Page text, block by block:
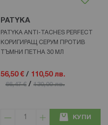
PATYKA
PATYKA ANTI-TACHES PERFECT
КОРИГИРАЩ СЕРУМ ПРОТИВ
ТЪМНИ ПЕТНА 30 МЛ
56,50 € / 110,50 лв.
66,47 € / 130,00 лв.
КУПИ